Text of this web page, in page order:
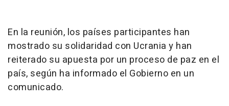
En la reunión, los países participantes han
mostrado su solidaridad con Ucrania y han
reiterado su apuesta por un proceso de paz en el
país, según ha informado el Gobierno en un
comunicado.